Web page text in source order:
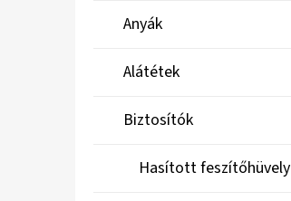
Anyák
Alátétek
Biztosítók
Hasított feszítőhüvely